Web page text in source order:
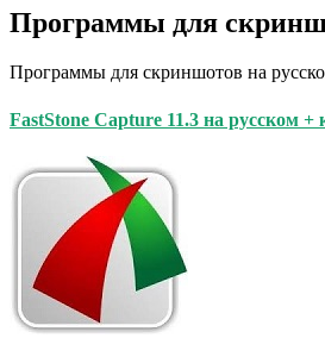
Программы для
Программы для скриншотов на
FastStone Capture 11.3 на русском +